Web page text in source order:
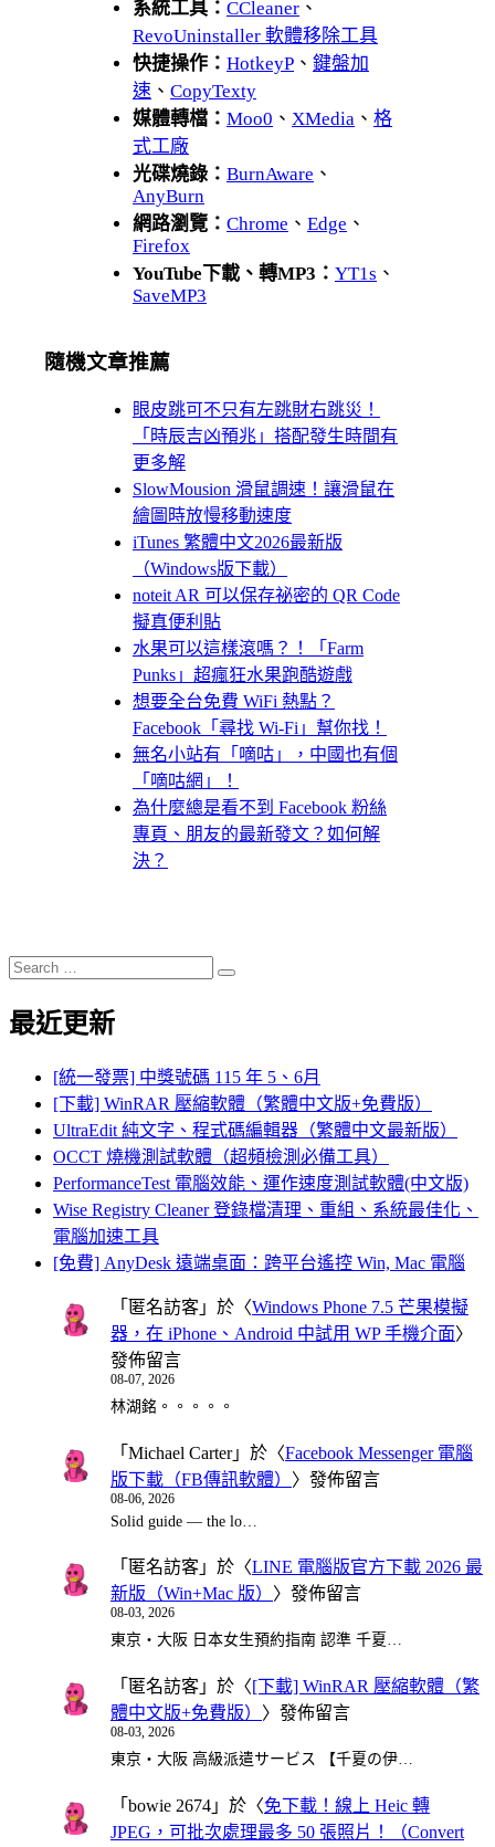
系統工具： CCleaner 、
RevoUninstaller 軟體移除工具
快捷操作： HotkeyP 、 鍵盤加
速 、 CopyTexty
媒體轉檔： Moo0 、 XMedia 、 格
式工廠
光碟燒錄： BurnAware 、
AnyBurn
網路瀏覽： Chrome 、 Edge 、
Firefox
YouTube下載、轉MP3： YT1s 、
SaveMP3
隨機文章推薦
眼皮跳可不只有左跳財右跳災！
「時辰吉凶預兆」搭配發生時間有
更多解
SlowMousion 滑鼠調速！讓滑鼠在
繪圖時放慢移動速度
iTunes 繁體中文2026最新版
（Windows版下載）
noteit AR 可以保存祕密的 QR Code
擬真便利貼
水果可以這樣滾嗎？！「Farm
Punks」超瘋狂水果跑酷遊戲
想要全台免費 WiFi 熱點？
Facebook「尋找 Wi-Fi」幫你找！
無名小站有「嘀咕」，中國也有個
「嘀咕網」！
為什麼總是看不到 Facebook 粉絲
專頁、朋友的最新發文？如何解
決？
Search
for:
Search
最近更新
[統一發票] 中獎號碼 115 年 5、6月
[下載] WinRAR 壓縮軟體（繁體中文版+免費版）
UltraEdit 純文字、程式碼編輯器（繁體中文最新版）
OCCT 燒機測試軟體（超頻檢測必備工具）
PerformanceTest 電腦效能、運作速度測試軟體(中文版)
Wise Registry Cleaner 登錄檔清理、重組、系統最佳化、
電腦加速工具
[免費] AnyDesk 遠端桌面：跨平台遙控 Win, Mac 電腦
「 匿名訪客 」於〈Windows Phone 7.5 芒果模擬
器，在 iPhone、Android 中試用 WP 手機介面〉
發佈留言
08-07, 2026
林湖銘。。。。。
「 Michael Carter」於〈Facebook Messenger 電腦
版下載（FB傳訊軟體） 〉發佈留言
08-06, 2026
Solid guide — the lo…
「 匿名訪客 」於〈LINE 電腦版官方下載 2026 最
新版（Win+Mac 版） 〉發佈留言
08-03, 2026
東京・大阪 日本女生預約指南 認準 千夏…
「 匿名訪客 」於〈[下載] WinRAR 壓縮軟體（繁
體中文版+免費版） 〉發佈留言
08-03, 2026
東京・大阪 高級派遣サービス 【千夏の伊…
「 bowie 2674 」於〈免下載！線上 Heic 轉
JPEG，可批次處理最多 50 張照片！（Convert